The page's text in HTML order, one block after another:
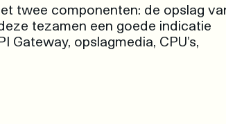
twee componenten: de opslag
tezamen een goede indicatie
opslagmedia, CPU's,